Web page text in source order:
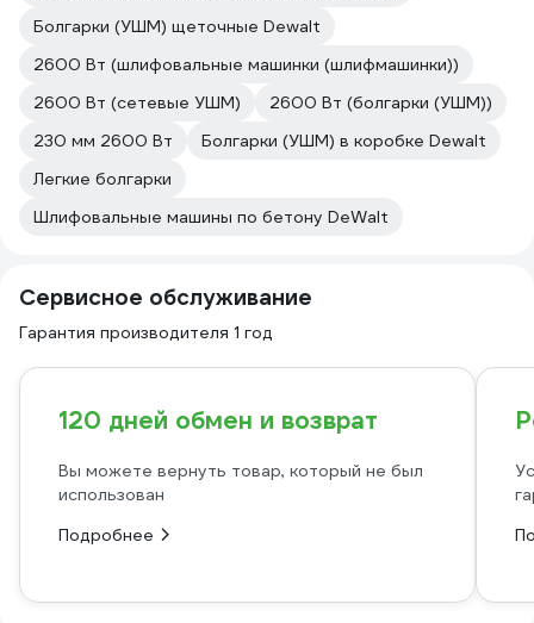
Болгарки (УШМ) щеточные Dewalt
2600 Вт (шлифовальные машинки (шлифмашинки))
2600 Вт (сетевые УШМ)
2600 Вт (болгарки (УШМ))
230 мм 2600 Вт
Болгарки (УШМ) в коробке Dewalt
Легкие болгарки
Шлифовальные машины по бетону DeWalt
Сервисное обслуживание
Гарантия производителя 1 год
120 дней обмен и возврат
Вы можете вернуть товар, который не был
использован
Подробнее